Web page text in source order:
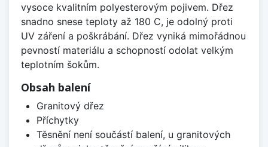
vysoce kvalitním polyesterovým pojivem. Dřez
snadno snese teploty až 180 C, je odolný proti
UV záření a poškrábání. Dřez vyniká mimořádnou
pevností materiálu a schopností odolat velkým
teplotním šokům.
Obsah balení
Granitový dřez
Příchytky
Těsnění není součástí balení, u granitových